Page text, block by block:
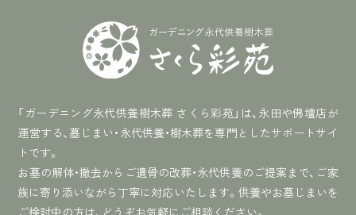
「ガーデニング永代供養樹木葬 さくら彩苑」は、永田や佛壇店が
運営する、墓じまい・永代供養・樹木葬を専門としたサポートサイ
トです。
お墓の解体・撤去からご遺骨の改葬・永代供養のご提案まで、ご家
族に寄り添いながら丁寧に対応いたします。供養やお墓じまいを
ご検討中の方は、どうぞお気軽にご相談ください。